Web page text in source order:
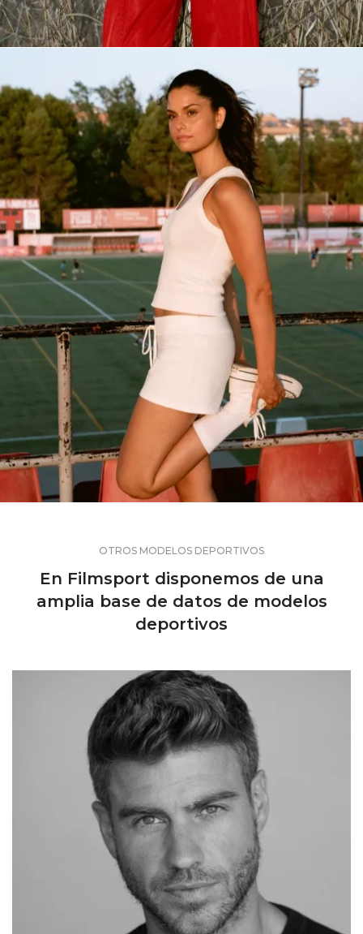
OTROS MODELOS DEPORTIVOS
En Filmsport disponemos de una
amplia base de datos de modelos
deportivos